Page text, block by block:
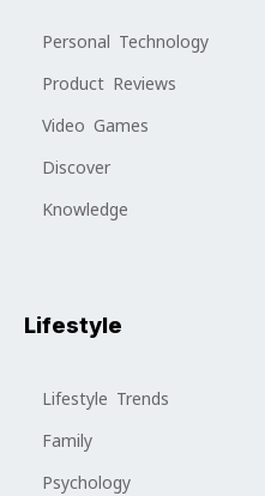
Personal Technology
Product Reviews
Video Games
Discover
Knowledge
Lifestyle
Lifestyle Trends
Family
Psychology